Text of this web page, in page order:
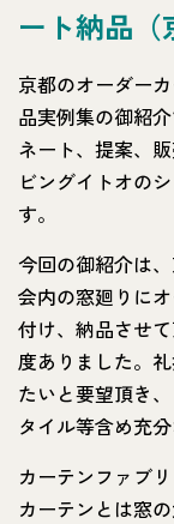
ート納品（
京都のオーダー
品実例集の御紹
ネート、提案、
ビングイトオの
す。
今回の御紹介は
会内の窓廻りに
付け、納品させ
度ありました。
たいと要望頂き
タイル等含め充
カーテンファブ
カーテンとは窓